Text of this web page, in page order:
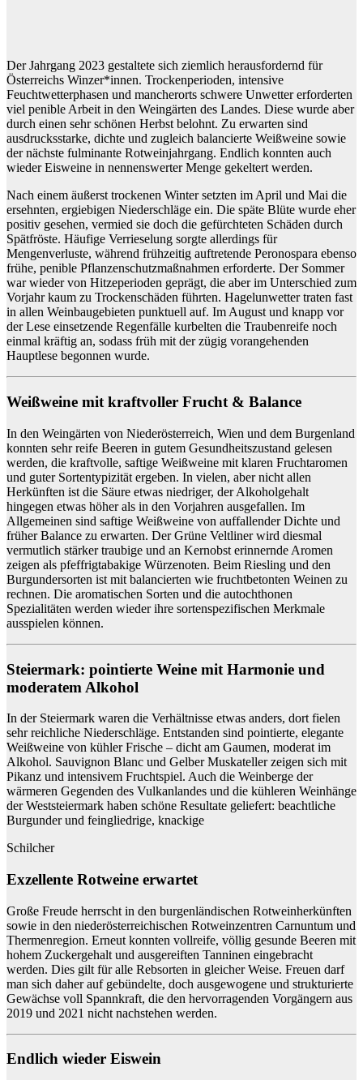
Der Jahrgang 2023 gestaltete sich ziemlich herausfordernd für
Österreichs Winzer*innen. Trockenperioden, intensive
Feuchtwetterphasen und mancherorts schwere Unwetter erforderten
viel penible Arbeit in den Weingärten des Landes. Diese wurde aber
durch einen sehr schönen Herbst belohnt. Zu erwarten sind
ausdrucksstarke, dichte und zugleich balancierte Weißweine sowie
der nächste fulminante Rotweinjahrgang. Endlich konnten auch
wieder Eisweine in nennenswerter Menge gekeltert werden.
Nach einem äußerst trockenen Winter setzten im April und Mai die
ersehnten, ergiebigen Niederschläge ein. Die späte Blüte wurde eher
positiv gesehen, vermied sie doch die gefürchteten Schäden durch
Spätfröste. Häufige Verrieselung sorgte allerdings für
Mengenverluste, während frühzeitig auftretende Peronospara ebenso
frühe, penible Pflanzenschutzmaßnahmen erforderte. Der Sommer
war wieder von Hitzeperioden geprägt, die aber im Unterschied zum
Vorjahr kaum zu Trockenschäden führten. Hagelunwetter traten fast
in allen Weinbaugebieten punktuell auf. Im August und knapp vor
der Lese einsetzende Regenfälle kurbelten die Traubenreife noch
einmal kräftig an, sodass früh mit der zügig vorangehenden
Hauptlese begonnen wurde.
Weißweine mit kraftvoller Frucht & Balance
In den Weingärten von Niederösterreich, Wien und dem Burgenland
konnten sehr reife Beeren in gutem Gesundheitszustand gelesen
werden, die kraftvolle, saftige Weißweine mit klaren Fruchtaromen
und guter Sortentypizität ergeben. In vielen, aber nicht allen
Herkünften ist die Säure etwas niedriger, der Alkoholgehalt
hingegen etwas höher als in den Vorjahren ausgefallen. Im
Allgemeinen sind saftige Weißweine von auffallender Dichte und
früher Balance zu erwarten. Der Grüne Veltliner wird diesmal
vermutlich stärker traubige und an Kernobst erinnernde Aromen
zeigen als pfeffrigtabakige Würzenoten. Beim Riesling und den
Burgundersorten ist mit balancierten wie fruchtbetonten Weinen zu
rechnen. Die aromatischen Sorten und die autochthonen
Spezialitäten werden wieder ihre sortenspezifischen Merkmale
ausspielen können.
Steiermark: pointierte Weine mit Harmonie und
moderatem Alkohol
In der Steiermark waren die Verhältnisse etwas anders, dort fielen
sehr reichliche Niederschläge. Entstanden sind pointierte, elegante
Weißweine von kühler Frische – dicht am Gaumen, moderat im
Alkohol. Sauvignon Blanc und Gelber Muskateller zeigen sich mit
Pikanz und intensivem Fruchtspiel. Auch die Weinberge der
wärmeren Gegenden des Vulkanlandes und die kühleren Weinhänge
der Weststeiermark haben schöne Resultate geliefert: beachtliche
Burgunder und feingliedrige, knackige
Schilcher
Exzellente Rotweine erwartet
Große Freude herrscht in den burgenländischen Rotweinherkünften
sowie in den niederösterreichischen Rotweinzentren Carnuntum und
Thermenregion. Erneut konnten vollreife, völlig gesunde Beeren mit
hohem Zuckergehalt und ausgereiften Tanninen eingebracht
werden. Dies gilt für alle Rebsorten in gleicher Weise. Freuen darf
man sich daher auf gebündelte, doch ausgewogene und strukturierte
Gewächse voll Spannkraft, die den hervorragenden Vorgängern aus
2019 und 2021 nicht nachstehen werden.
Endlich wieder Eiswein